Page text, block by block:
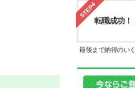
STEP4
転職成功！
最後まで納得のい